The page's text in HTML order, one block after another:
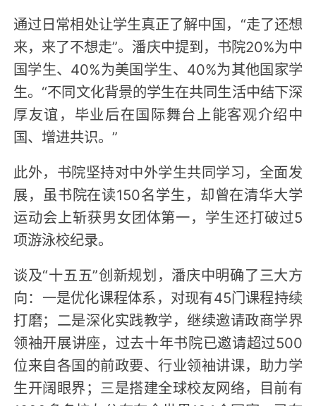
通过日常相处让学生真正了解中国，“走了还想
来，来了不想走”。潘庆中提到，书院20%为中
国学生、40%为美国学生、40%为其他国家学
生。“不同文化背景的学生在共同生活中结下深
厚友谊，毕业后在国际舞台上能客观介绍中
国、增进共识。”
此外，书院坚持对中外学生共同学习，全面发
展，虽书院在读150名学生，却曾在清华大学
运动会上斩获男女团体第一，学生还打破过5
项游泳校纪录。
谈及“十五五”创新规划，潘庆中明确了三大方
向：一是优化课程体系，对现有45门课程持续
打磨；二是深化实践教学，继续邀请政商学界
领袖开展讲座，过去十年书院已邀请超过500
位来自各国的前政要、行业领袖讲课，助力学
生开阔眼界；三是搭建全球校友网络，目前有